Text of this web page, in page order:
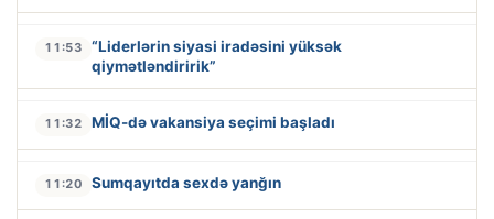
11:53
“Liderlərin siyasi iradəsini yüksək
qiymətləndiririk”
11:32 MİQ-də vakansiya seçimi başladı
11:20 Sumqayıtda sexdə yanğın